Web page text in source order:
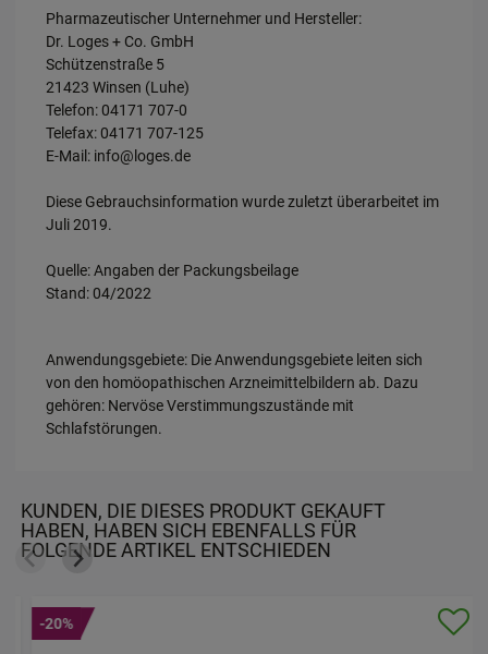
Pharmazeutischer Unternehmer und Hersteller:
Dr. Loges + Co. GmbH
Schützenstraße 5
21423 Winsen (Luhe)
Telefon: 04171 707-0
Telefax: 04171 707-125
E-Mail: info@loges.de
Diese Gebrauchsinformation wurde zuletzt überarbeitet im
Juli 2019.
Quelle: Angaben der Packungsbeilage
Stand: 04/2022
Anwendungsgebiete: Die Anwendungsgebiete leiten sich
von den homöopathischen Arzneimittelbildern ab. Dazu
gehören: Nervöse Verstimmungszustände mit
Schlafstörungen.
KUNDEN, DIE DIESES PRODUKT GEKAUFT
HABEN, HABEN SICH EBENFALLS FÜR
FOLGENDE ARTIKEL ENTSCHIEDEN
-20%